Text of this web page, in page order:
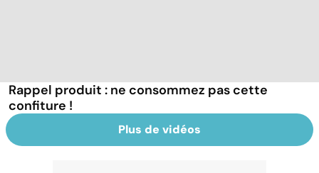
Rappel produit : ne consommez pas cette
confiture !
Plus de vidéos